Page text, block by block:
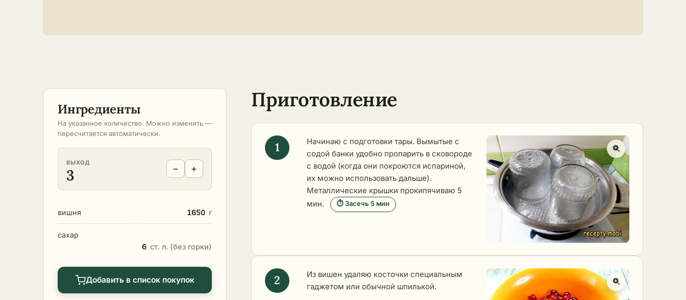
Ингредиенты
На указанное количество. Можно изменить —
пересчитается автоматически.
ВЫХОД
3 − +
вишня 1650 г
сахар
6 ст. л. (без горки)
Добавить в список покупок
Приготовление
Начинаю с подготовки тары. Вымытые с
содой банки удобно пропарить в сковороде
с водой (когда они покроются испариной,
их можно использовать дальше).
Металлические крышки прокипячиваю 5
мин.
⏱ Засечь 5 мин
Из вишен удаляю косточки специальным
гаджетом или обычной шпилькой.